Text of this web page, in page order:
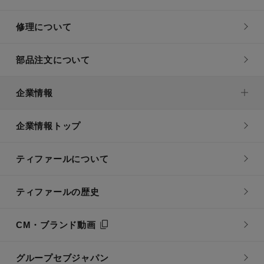
修理について
部品注文について
企業情報
企業情報トップ
ティファールについて
ティファールの歴史
CM・ブランド動画
グループセブジャパン